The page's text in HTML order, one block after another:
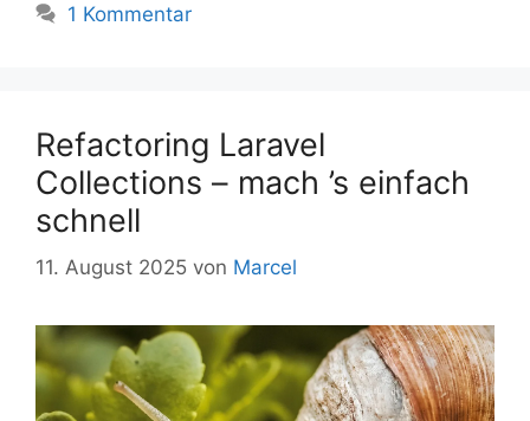
1 Kommentar
Refactoring Laravel
Collections – mach ’s einfach
schnell
11. August 2025 von Marcel